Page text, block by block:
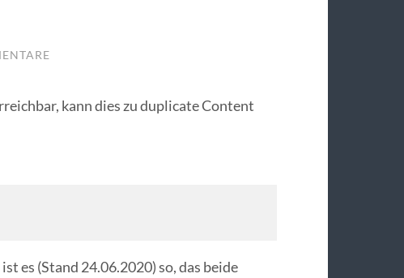
kann dies zu duplicate Content
es (Stand 24.06.2020) so, das beide